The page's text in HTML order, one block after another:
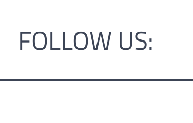
FOLLOW US: